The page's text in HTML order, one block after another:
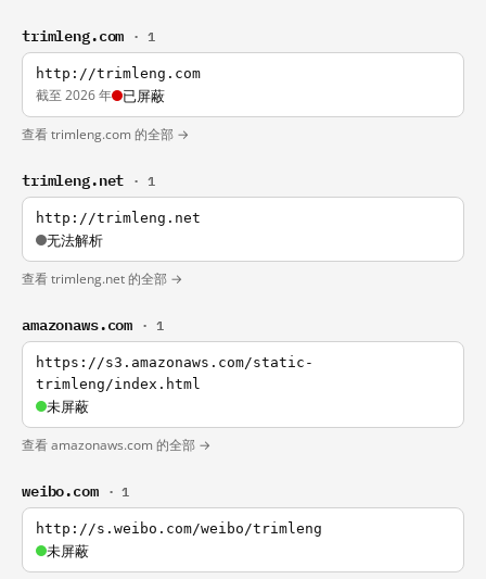
trimleng.com · 1
http://trimleng.com
截至 2026 年 已屏蔽
查看 trimleng.com 的全部 →
trimleng.net · 1
http://trimleng.net
无法解析
查看 trimleng.net 的全部 →
amazonaws.com · 1
https://s3.amazonaws.com/static-
trimleng/index.html
未屏蔽
查看 amazonaws.com 的全部 →
weibo.com · 1
http://s.weibo.com/weibo/trimleng
未屏蔽